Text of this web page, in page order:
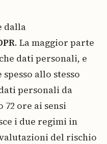
dalla
. La maggior parte
dati personali, e
allo stesso
personali da
72 ore ai sensi
i due regimi in
del rischio